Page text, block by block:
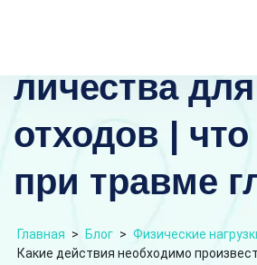
личества для
отходов |
при травме
Главная > Блог > Физические
Какие действия необходимо